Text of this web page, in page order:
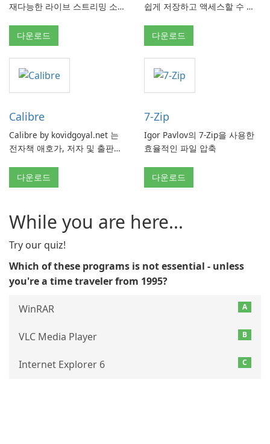
재다능한 라이브 스트리밍 소프
다운로드
쉽게 저장하고 액세스할 수 있
다운로드
Calibre
Calibre by kovidgoyal.net 는
전자책 애호가, 저자 및 출판사
고 기능이 풍부한 전자책 관리
도구입니다. 이 무료 오픈 소스
한 장치와 전자책 형식에서 전
자책을 구성, 변환, 편집 및 동
기화하기 위한 포괄적인 솔루션
을 제공합니다.
다운로드
7-Zip
Igor Pavlov의 7-Zip을 사용한
효율적인 파일 압축
다운로드
While you are here...
Try our quiz!
Which of these programs is not essential - unless
you're a time traveler from 1995?
A
WinRAR
B
VLC Media Player
C
Internet Explorer 6